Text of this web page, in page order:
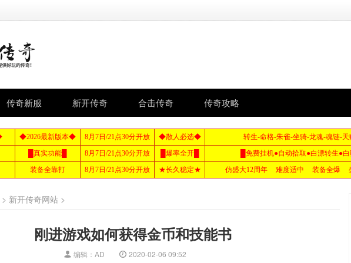
传奇新服 新开传奇 合击传奇 传奇攻略
> 新开传奇网站 >
刚进游戏如何获得金币和技能书
编辑：AD 2020-02-06 09:52